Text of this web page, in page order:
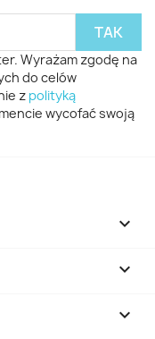
Wyrażam zgodę na
do celów
z polityką
wycofać swoją


